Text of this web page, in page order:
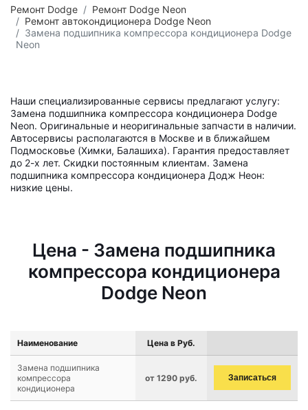
Ремонт Dodge
Ремонт Dodge Neon
Ремонт автокондиционера Dodge Neon
Замена подшипника компрессора кондиционера Dodge
Neon
Наши специализированные сервисы предлагают услугу:
Замена подшипника компрессора кондиционера Dodge
Neon. Оригинальные и неоригинальные запчасти в наличии.
Автосервисы располагаются в Москве и в ближайшем
Подмосковье (Химки, Балашиха). Гарантия предоставляет
до 2-х лет. Скидки постоянным клиентам. Замена
подшипника компрессора кондиционера Додж Неон:
низкие цены.
Цена - Замена подшипника
компрессора кондиционера
Dodge Neon
Наименование Цена в Руб.
Замена подшипника
компрессора
кондиционера
от 1290 руб. Записаться